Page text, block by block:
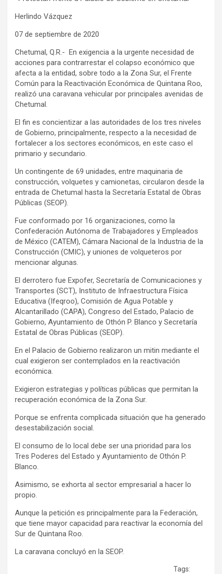
Herlindo Vázquez
07 de septiembre de 2020
Chetumal, Q.R.- En exigencia a la urgente necesidad de
acciones para contrarrestar el colapso económico que
afecta a la entidad, sobre todo a la Zona Sur, el Frente
Común para la Reactivación Económica de Quintana Roo,
realizó una caravana vehicular por principales avenidas de
Chetumal.
El fin es concientizar a las autoridades de los tres niveles
de Gobierno, principalmente, respecto a la necesidad de
fortalecer a los sectores económicos, en este caso el
primario y secundario.
Un contingente de 69 unidades, entre maquinaria de
construcción, volquetes y camionetas, circularon desde la
entrada de Chetumal hasta la Secretaría Estatal de Obras
Públicas (SEOP).
Fue conformado por 16 organizaciones, como la
Confederación Autónoma de Trabajadores y Empleados
de México (CATEM), Cámara Nacional de la Industria de la
Construcción (CMIC), y uniones de volqueteros por
mencionar algunas.
El derrotero fue Expofer, Secretaría de Comunicaciones y
Transportes (SCT), Instituto de Infraestructura Física
Educativa (Ifeqroo), Comisión de Agua Potable y
Alcantarillado (CAPA), Congreso del Estado, Palacio de
Gobierno, Ayuntamiento de Othón P. Blanco y Secretaría
Estatal de Obras Públicas (SEOP).
En el Palacio de Gobierno realizaron un mitin mediante el
cual exigieron ser contemplados en la reactivación
económica.
Exigieron estrategias y políticas públicas que permitan la
recuperación económica de la Zona Sur.
Porque se enfrenta complicada situación que ha generado
desestabilización social.
El consumo de lo local debe ser una prioridad para los
Tres Poderes del Estado y Ayuntamiento de Othón P.
Blanco.
Asimismo, se exhorta al sector empresarial a hacer lo
propio.
Aunque la petición es principalmente para la Federación,
que tiene mayor capacidad para reactivar la economía del
Sur de Quintana Roo.
La caravana concluyó en la SEOP.
Tags: